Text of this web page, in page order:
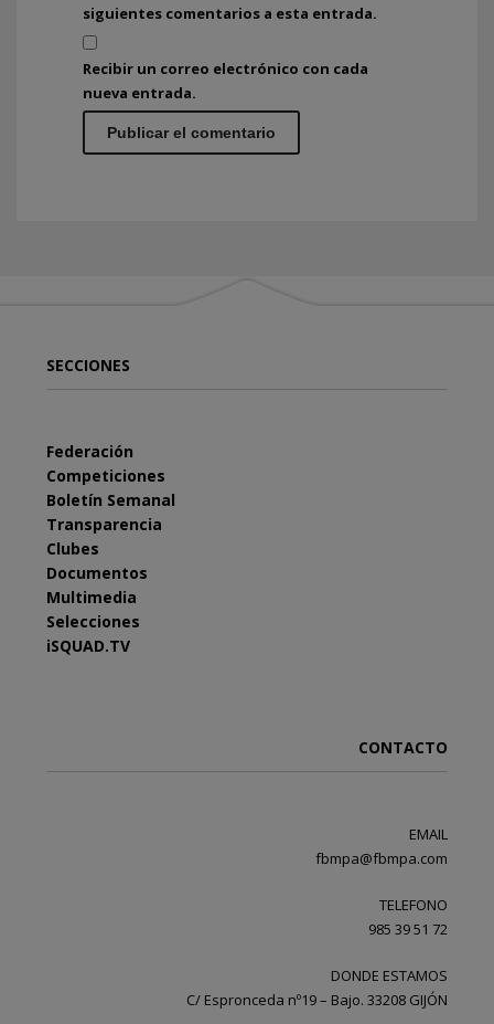
siguientes comentarios a esta entrada.
Recibir un correo electrónico con cada
nueva entrada.
SECCIONES
Federación
Competiciones
Boletín Semanal
Transparencia
Clubes
Documentos
Multimedia
Selecciones
iSQUAD.TV
CONTACTO
EMAIL
fbmpa@fbmpa.com
TELEFONO
985 39 51 72
DONDE ESTAMOS
C/ Espronceda nº19 – Bajo. 33208 GIJÓN